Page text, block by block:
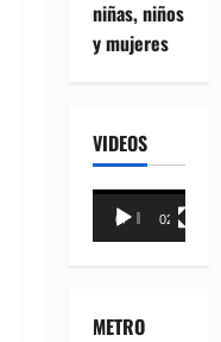
niñas, niños
y mujeres
VIDEOS
Reproductor
00:00 02:18
METRO